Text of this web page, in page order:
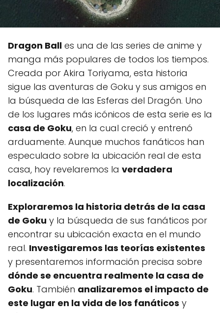
Dragon Ball es una de las series de anime y
manga más populares de todos los tiempos.
Creada por Akira Toriyama, esta historia
sigue las aventuras de Goku y sus amigos en
la búsqueda de las Esferas del Dragón. Uno
de los lugares más icónicos de esta serie es la
casa de Goku, en la cual creció y entrenó
arduamente. Aunque muchos fanáticos han
especulado sobre la ubicación real de esta
casa, hoy revelaremos la verdadera
localización.
Exploraremos la historia detrás de la casa
de Goku y la búsqueda de sus fanáticos por
encontrar su ubicación exacta en el mundo
real. Investigaremos las teorías existentes
y presentaremos información precisa sobre
dónde se encuentra realmente la casa de
Goku. También analizaremos el impacto de
este lugar en la vida de los fanáticos y